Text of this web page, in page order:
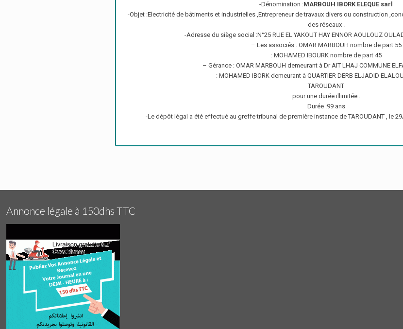
-Dénomination :MARBOUH IBORK ELEQUE sarl
-Objet :Electricité de bâtiments et industrielles ,Entrepreneur de travaux divers ou construction
des réseaux .
-Adresse du siège social :N°25 RUE EL YAKOUT HAY ENNOR AOULOUZ
– Les associés : OMAR MARBOUH nombre de part 55
: MOHAMED IBOURK nombre de part 45
– Gérance : OMAR MARBOUH demeurant à Dr AIT LHAJ COMMUNE
: MOHAMED IBORK demeurant à QUARTIER DERB ELJADID
TAROUDANT
pour une durée illimitée .
Durée :99 ans
-Le dépôt légal a été effectué au greffe tribunal de première instance de TAROUDANT , le
Annonce légale à 150dhs TTC